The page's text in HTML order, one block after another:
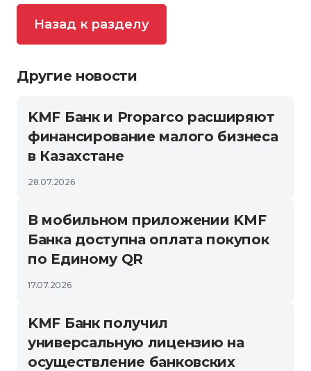
Назад к разделу
Другие новости
KMF Банк и Proparco расширяют
финансирование малого бизнеса
в Казахстане
28.07.2026
В мобильном приложении KMF
Банка доступна оплата покупок
по Единому QR
17.07.2026
KMF Банк получил
универсальную лицензию на
осуществление банковских